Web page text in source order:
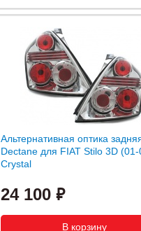
Альтернативная оптика
Dectane для FIAT Stilo 3D
Crystal
24 100